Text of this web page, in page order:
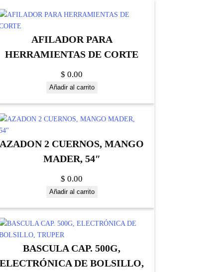
AFILADOR PARA
HERRAMIENTAS DE CORTE
$ 0.00
Añadir al carrito
AZADON 2 CUERNOS, MANGO
MADER, 54″
$ 0.00
Añadir al carrito
BASCULA CAP. 500G,
ELECTRÓNICA DE BOLSILLO,